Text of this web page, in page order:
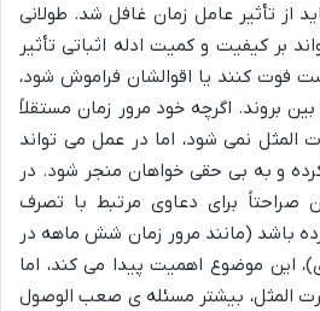
از تأثیر عامل زمان غافل شد. طولانی
بر کیفیت و کمیت ادله اثباتی تأثیر
فوت کنند یا اقوالشان فراموش شود،
بروند. اگرچه خود مرور زمان مستقلاً
المثل نمی شود، اما در عمل می تواند
کرده و به بی حقی خواهان منجر شود. در
صراحتاً برای دعاوی مرتبط با تصرف
باشد (مانند مرور زمان شش ماهه در
این موضوع اهمیت پیدا می کند، اما
المثل، بیشتر مسئله ی صعب الوصول